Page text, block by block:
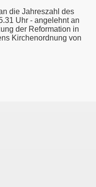
die Jahreszahl des
Uhr - angelehnt an
der Reformation in
Kirchenordnung von